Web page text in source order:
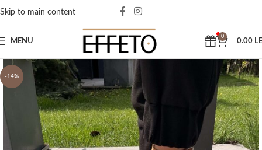
Skip to main content
MENU
0
0.00
-14%